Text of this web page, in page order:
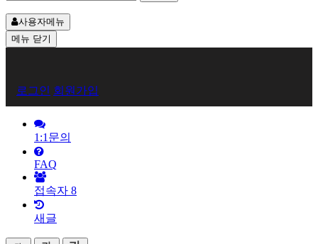
사용자메뉴
메뉴 닫기
원
로
그
인
로그인 회원가입
1:1문의
FAQ
접속자 8
새글